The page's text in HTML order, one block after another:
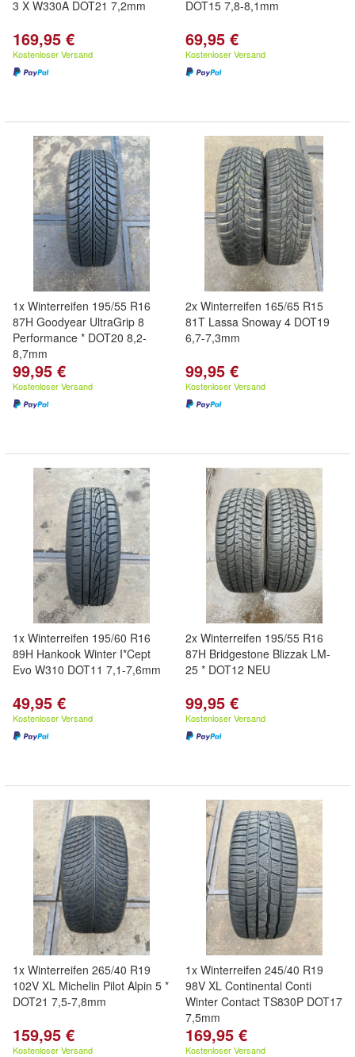
3 X W330A DOT21 7,2mm
169,95 €
Kostenloser Versand
DOT15 7,8-8,1mm
69,95 €
Kostenloser Versand
1x Winterreifen 195/55 R16
87H Goodyear UltraGrip 8
Performance * DOT20 8,2-
8,7mm
99,95 €
Kostenloser Versand
2x Winterreifen 165/65 R15
81T Lassa Snoway 4 DOT19
6,7-7,3mm
99,95 €
Kostenloser Versand
1x Winterreifen 195/60 R16
89H Hankook Winter I*Cept
Evo W310 DOT11 7,1-7,6mm
49,95 €
Kostenloser Versand
2x Winterreifen 195/55 R16
87H Bridgestone Blizzak LM-
25 * DOT12 NEU
99,95 €
Kostenloser Versand
1x Winterreifen 265/40 R19
102V XL Michelin Pilot Alpin 5 *
DOT21 7,5-7,8mm
159,95 €
Kostenloser Versand
1x Winterreifen 245/40 R19
98V XL Continental Conti
Winter Contact TS830P DOT17
7,5mm
169,95 €
Kostenloser Versand